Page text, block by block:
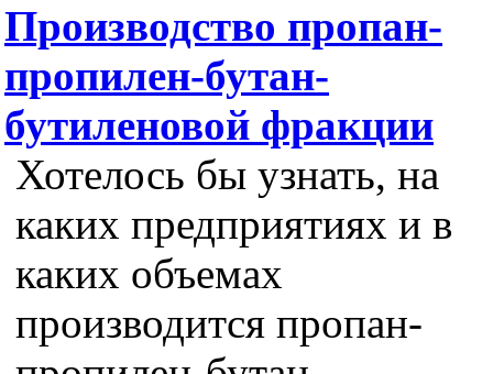
Производство пропан-
пропилен-бутан-
бутиленовой фракции
Хотелось бы узнать, на
каких предприятиях и в
каких объемах
производится пропан-